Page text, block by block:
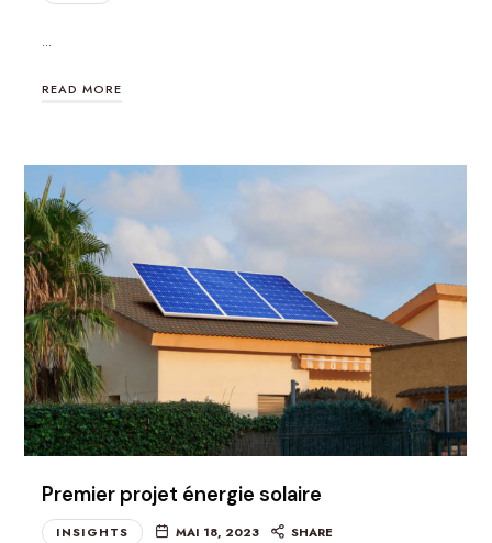
…
READ MORE
Premier projet énergie solaire
INSIGHTS MAI 18, 2023 SHARE